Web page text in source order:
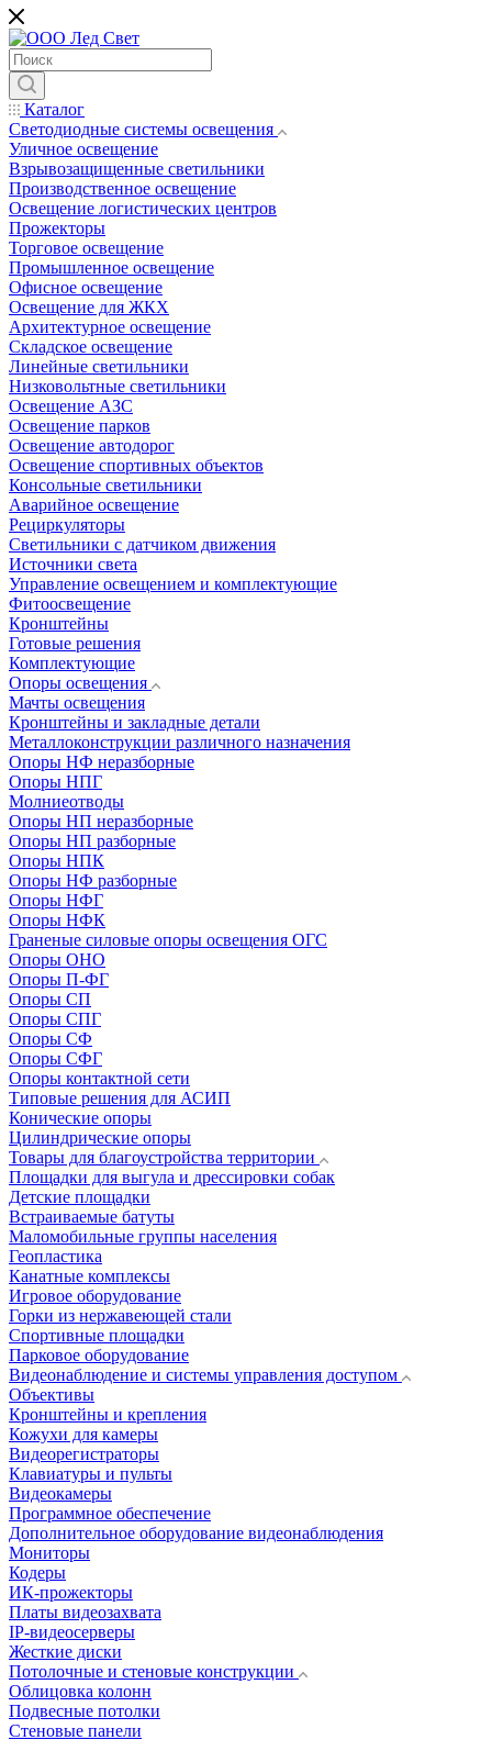
Каталог
Светодиодные системы освещения
Уличное освещение
Взрывозащищенные светильники
Производственное освещение
Освещение логистических центров
Прожекторы
Торговое освещение
Промышленное освещение
Офисное освещение
Освещение для ЖКХ
Архитектурное освещение
Складское освещение
Линейные светильники
Низковольтные светильники
Освещение АЗС
Освещение парков
Освещение автодорог
Освещение спортивных объектов
Консольные светильники
Аварийное освещение
Рециркуляторы
Светильники с датчиком движения
Источники света
Управление освещением и комплектующие
Фитоосвещение
Кронштейны
Готовые решения
Комплектующие
Опоры освещения
Мачты освещения
Кронштейны и закладные детали
Металлоконструкции различного назначения
Опоры НФ неразборные
Опоры НПГ
Молниеотводы
Опоры НП неразборные
Опоры НП разборные
Опоры НПК
Опоры НФ разборные
Опоры НФГ
Опоры НФК
Граненые силовые опоры освещения ОГС
Опоры ОНО
Опоры П-ФГ
Опоры СП
Опоры СПГ
Опоры СФ
Опоры СФГ
Опоры контактной сети
Типовые решения для АСИП
Конические опоры
Цилиндрические опоры
Товары для благоустройства территории
Площадки для выгула и дрессировки собак
Детские площадки
Встраиваемые батуты
Маломобильные группы населения
Геопластика
Канатные комплексы
Игровое оборудование
Горки из нержавеющей стали
Спортивные площадки
Парковое оборудование
Видеонаблюдение и системы управления доступом
Объективы
Кронштейны и крепления
Кожухи для камеры
Видеорегистраторы
Клавиатуры и пульты
Видеокамеры
Программное обеспечение
Дополнительное оборудование видеонаблюдения
Мониторы
Кодеры
ИК-прожекторы
Платы видеозахвата
IP-видеосерверы
Жесткие диски
Потолочные и стеновые конструкции
Облицовка колонн
Подвесные потолки
Стеновые панели